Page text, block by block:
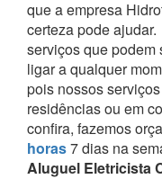
que a empresa
certeza pode ajudar.
serviços que podem
ligar a qualquer
pois nossos
residências ou em
confira, fazemos
horas7 dias na
Aluguel Eletricista